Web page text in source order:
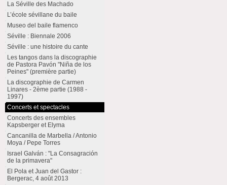
La Séville des Machado
L’école sévillane du baile
Museo del baile flamenco
Séville : Biennale 2006
Séville : une histoire du cante
Les tangos dans la discographie
de Pastora Pavón "Niña de los
Peines" (première partie)
La discographie de Carmen
Linares - 2ème partie (1988 -
1997)
Concerts et spectacles
Concerts des ensembles
Kapsberger et Elyma
Cancanilla de Marbella / Antonio
Moya / Pepe Torres
Israel Galván : "La Consagración
de la primavera"
El Pola et Juan del Gastor :
Bergerac, 4 août 2013